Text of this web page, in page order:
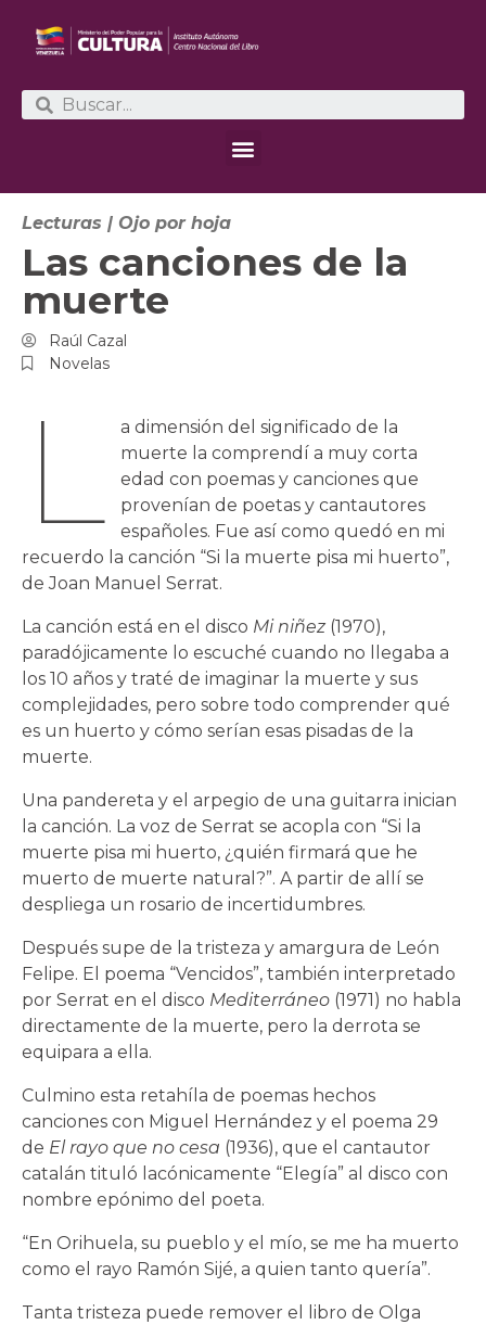
Lecturas | Ojo por hoja
Las canciones de la
muerte
Raúl Cazal
Novelas
L
a dimensión del significado de la
muerte la comprendí a muy corta
edad con poemas y canciones que
provenían de poetas y cantautores
españoles. Fue así como quedó en mi
recuerdo la canción “Si la muerte pisa mi huerto”,
de Joan Manuel Serrat.
La canción está en el disco Mi niñez(1970),
paradójicamente lo escuché cuando no llegaba a
los 10 años y traté de imaginar la muerte y sus
complejidades, pero sobre todo comprender qué
es un huerto y cómo serían esas pisadas de la
muerte.
Una pandereta y el arpegio de una guitarra inician
la canción. La voz de Serrat se acopla con “Si la
muerte pisa mi huerto, ¿quién firmará que he
muerto de muerte natural?”. A partir de allí se
despliega un rosario de incertidumbres.
Después supe de la tristeza y amargura de León
Felipe. El poema “Vencidos”, también interpretado
por Serrat en el disco Mediterráneo (1971) no habla
directamente de la muerte, pero la derrota se
equipara a ella.
Culmino esta retahíla de poemas hechos
canciones con Miguel Hernández y el poema 29
de El rayo que no cesa (1936), que el cantautor
catalán tituló lacónicamente “Elegía” al disco con
nombre epónimo del poeta.
“En Orihuela, su pueblo y el mío, se me ha muerto
como el rayo Ramón Sijé, a quien tanto quería”.
Tanta tristeza puede remover el libro de Olga